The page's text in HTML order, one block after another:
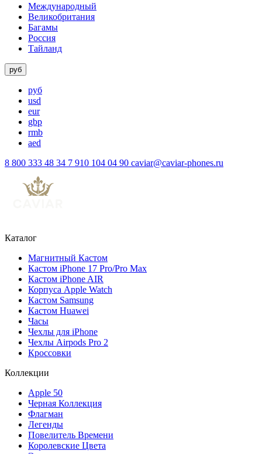
Международный
Великобритания
Багамы
Россия
Тайланд
руб
руб
usd
eur
gbp
rmb
aed
8 800 333 48 34 7 910 104 04 90 caviar@caviar-phones.ru
Каталог
Магнитный Кастом
Кастом iPhone 17 Pro/Pro Max
Кастом iPhone AIR
Корпуса Apple Watch
Кастом Samsung
Кастом Huawei
Часы
Чехлы для iPhone
Чехлы Airpods Pro 2
Кроссовки
Коллекции
Apple 50
Черная Коллекция
Флагман
Легенды
Повелитель Времени
Королевские Цвета